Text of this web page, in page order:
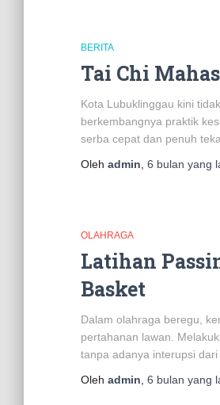
BERITA
Tai Chi
Kota Lubuklinggau kini
berkembangnya praktik
serba cepat dan penuh
Oleh admin 6 bulan yang
OLAHRAGA
Latihan
Basket
Dalam olahraga beregu,
pertahanan lawan.
tanpa adanya interupsi
Oleh admin 6 bulan yang